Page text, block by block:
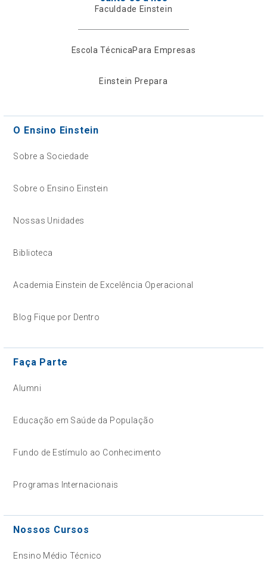
Faculdade Einstein
Escola TécnicaPara Empresas
Einstein Prepara
O Ensino Einstein
Sobre a Sociedade
Sobre o Ensino Einstein
Nossas Unidades
Biblioteca
Academia Einstein de Excelência Operacional
Blog Fique por Dentro
Faça Parte
Alumni
Educação em Saúde da População
Fundo de Estímulo ao Conhecimento
Programas Internacionais
Nossos Cursos
Ensino Médio Técnico